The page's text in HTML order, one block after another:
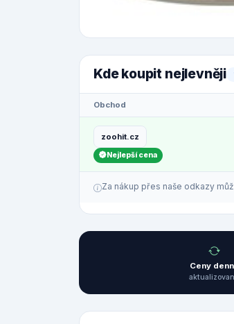
Kde koupit nejlevněji
Obchod
zoohit.cz
Nejlepší cena
Za nákup přes naše odkazy
Ceny